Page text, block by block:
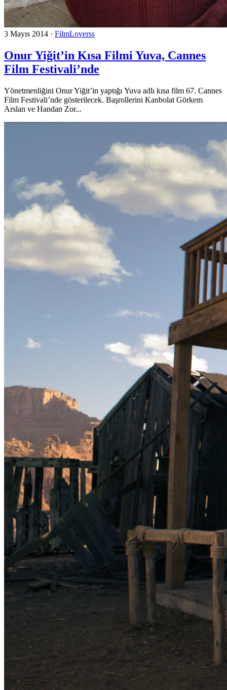
3 Mayıs 2014 · FilmLoverss
Onur Yiğit’in Kısa Filmi Yuva, Cannes
Film Festivali’nde
Yönetmenliğini Onur Yiğit’in yaptığı Yuva adlı kısa film 67. Cannes
Film Festivali’nde gösterilecek. Başrollerini Kanbolat Görkem
Arslan ve Handan Zor...